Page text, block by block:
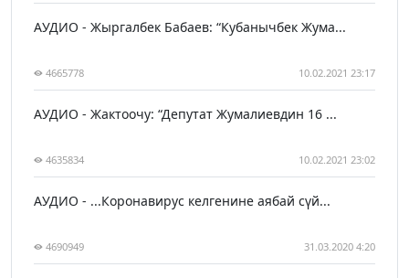
АУДИО - Жыргалбек Бабаев: “Кубанычбек Жума...
4665778 10.02.2021 23:17
АУДИО - Жактоочу: “Депутат Жумалиевдин 16 ...
4635834 10.02.2021 23:02
АУДИО - ...Коронавирус келгенине аябай сүй...
4690949 31.03.2020 4:20